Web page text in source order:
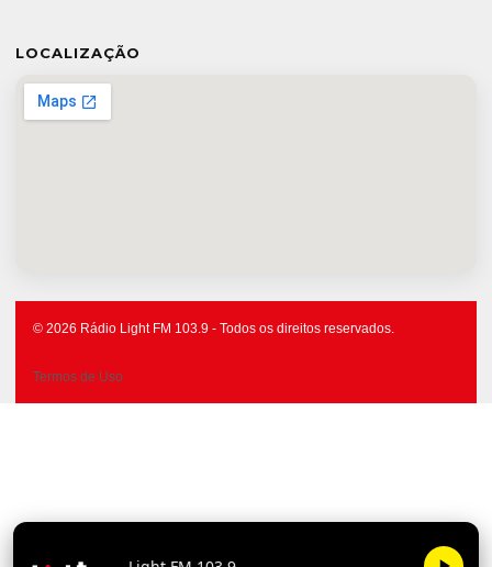
LOCALIZAÇÃO
© 2026 Rádio Light FM 103.9 - Todos os direitos reservados.
Termos de Uso